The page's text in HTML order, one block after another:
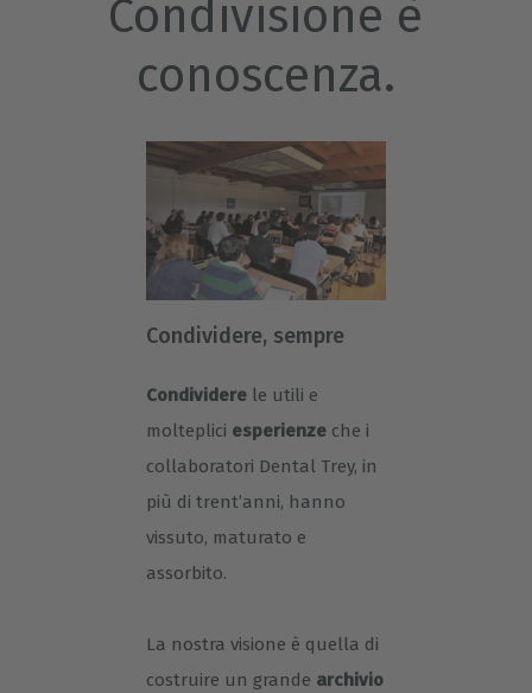
Condivisione è
conoscenza.
Condividere, sempre
Condividerele utili e
molteplici esperienzeche i
collaboratori Dental Trey, in
più di trent’anni, hanno
vissuto, maturato e
assorbito.
La nostra visione è quella di
costruire un grande archivio